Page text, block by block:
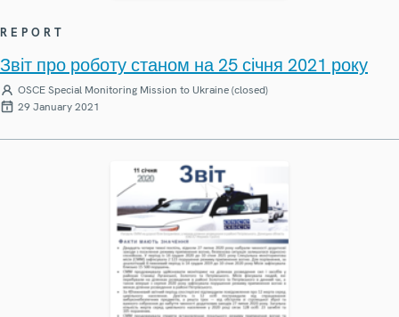
REPORT
Звіт про роботу станом на 25 січня 2021 року
OSCE Special Monitoring Mission to Ukraine (closed)
29 January 2021